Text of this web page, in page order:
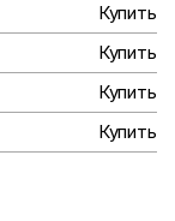
Купить
Купить
Купить
Купить